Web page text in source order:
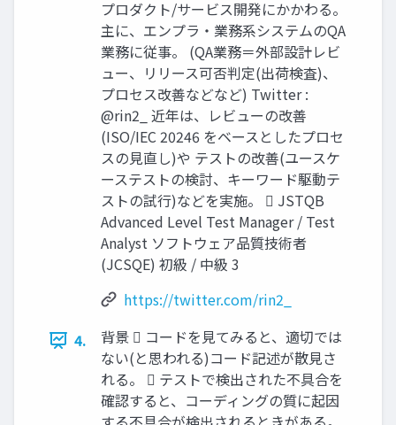
プロダクト/サービス開発にかかわる。
主に、エンプラ・業務系システムのQA
業務に従事。 (QA業務＝外部設計レビ
ュー、リリース可否判定(出荷検査)、
プロセス改善などなど) Twitter :
@rin2_ 近年は、レビューの改善
(ISO/IEC 20246 をベースとしたプロセ
スの見直し)や テストの改善(ユースケ
ーステストの検討、キーワード駆動テ
ストの試行)などを実施。  JSTQB
Advanced Level Test Manager / Test
Analyst ソフトウェア品質技術者
(JCSQE) 初級 / 中級 3
https://twitter.com/rin2_
4.
背景  コードを見てみると、適切では
ない(と思われる)コード記述が散見さ
れる。  テストで検出された不具合を
確認すると、コーディングの質に起因